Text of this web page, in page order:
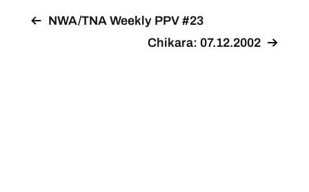
NWA/TNA Weekly PPV #23
Chikara: 07.12.2002